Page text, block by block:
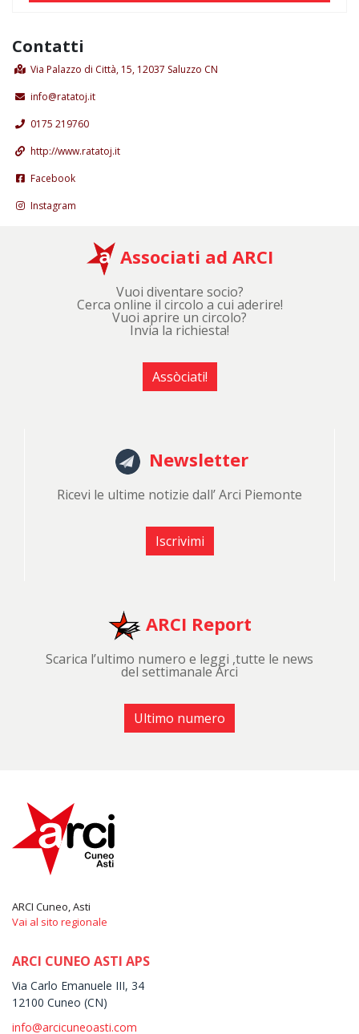
Contatti
Via Palazzo di Città, 15, 12037 Saluzzo CN
info@ratatoj.it
0175 219760
http://www.ratatoj.it
Facebook
Instagram
Associati ad ARCI
Vuoi diventare socio?
Cerca online il circolo a cui aderire!
Vuoi aprire un circolo?
Invia la richiesta!
Assòciati!
Newsletter
Ricevi le ultime notizie dall’ Arci Piemonte
Iscrivimi
ARCI Report
Scarica l’ultimo numero e leggi ,tutte le news
del settimanale Arci
Ultimo numero
ARCI Cuneo, Asti
Vai al sito regionale
ARCI CUNEO ASTI APS
Via Carlo Emanuele III, 34
12100 Cuneo (CN)
info@arcicuneoasti.com